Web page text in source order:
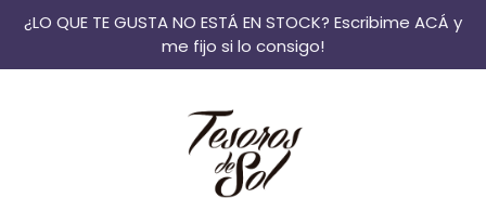
¿LO QUE TE GUSTA NO ESTÁ EN STOCK? Escribime ACÁ y
me fijo si lo consigo!